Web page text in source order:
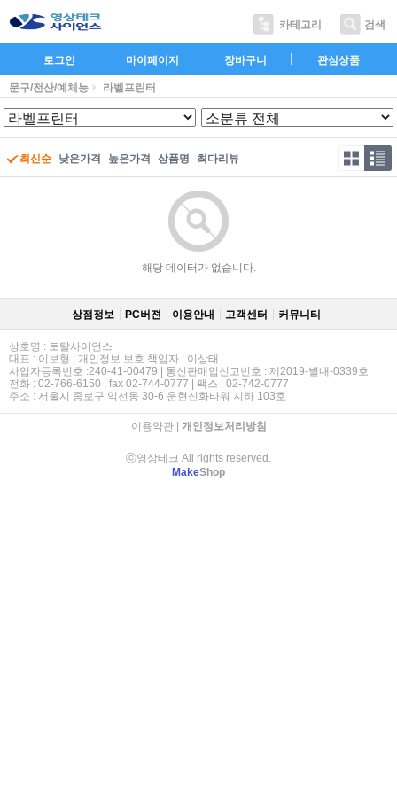
카테고리 검색
로그인 마이페이지 장바구니 관심상품
문구/전산/예체능 라벨프린터
최신순 낮은가격 높은가격 상품명 최다리뷰
해당 데이터가 없습니다.
상점정보 PC버젼 이용안내 고객센터 커뮤니티
상호명 : 토탈사이언스
대표 : 이보형 | 개인정보 보호 책임자 : 이상태
사업자등록번호 :240-41-00479 | 통신판매업신고번호 : 제2019-별내-0339호
전화 : 02-766-6150 , fax 02-744-0777 | 팩스 : 02-742-0777
주소 : 서울시 종로구 익선동 30-6 운현신화타워 지하 103호
이용약관| 개인정보처리방침
ⓒ영상테크 All rights reserved.
MakeShop